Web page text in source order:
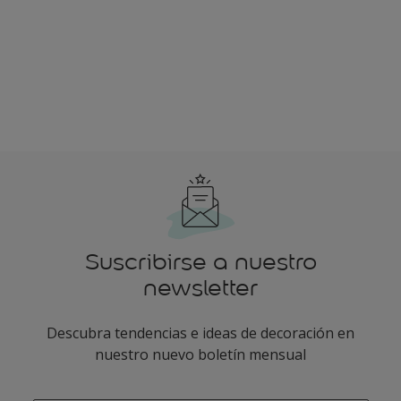
Suscribirse a nuestro
newsletter
Descubra tendencias e ideas de decoración en
nuestro nuevo boletín mensual